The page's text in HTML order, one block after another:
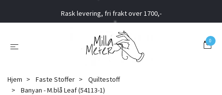
Rask levering, fri frakt over 1700,-
0
Hjem Faste Stoffer
Quiltestoff
Banyan - M.blå Leaf (54113-1)